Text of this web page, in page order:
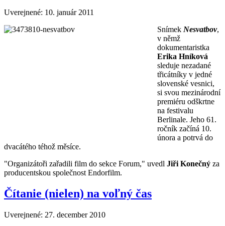
Uverejnené: 10. január 2011
Snímek Nesvatbov,
v němž
dokumentaristka
Erika Hníková
sleduje nezadané
třicátníky v jedné
slovenské vesnici,
si svou mezinárodní
premiéru odškrtne
na festivalu
Berlinale. Jeho 61.
ročník začíná 10.
února a potrvá do
dvacátého téhož měsíce.
"Organizátoři zařadili film do sekce Forum," uvedl Jiři Konečný za
producentskou společnost Endorfilm.
Čítanie (nielen) na voľný čas
Uverejnené: 27. december 2010